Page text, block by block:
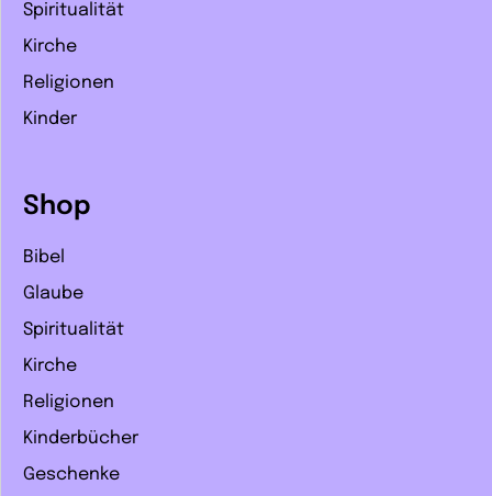
Spiritualität
Kirche
Religionen
Kinder
Shop
Bibel
Glaube
Spiritualität
Kirche
Religionen
Kinderbücher
Geschenke